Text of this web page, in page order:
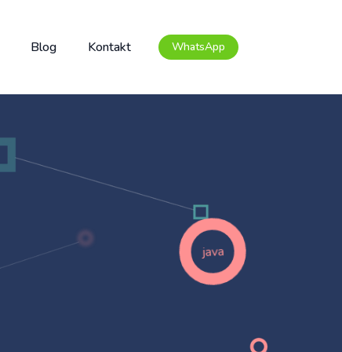
Blog Kontakt WhatsApp
java